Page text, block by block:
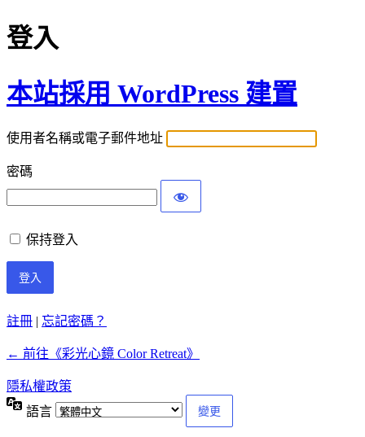
登入
本站採用 WordPress 建置
使用者名稱或電子郵件地址
密碼
保持登入
註冊 | 忘記密碼？
← 前往《彩光心鏡 Color Retreat》
隱私權政策
語言